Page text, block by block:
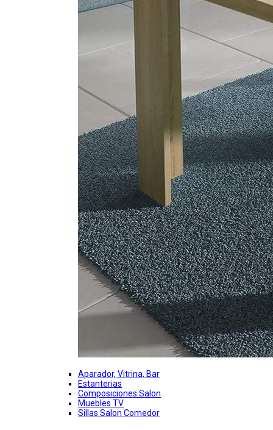
Aparador, Vitrina, Bar
Estanterias
Composiciones Salon
Muebles TV
Sillas Salon Comedor